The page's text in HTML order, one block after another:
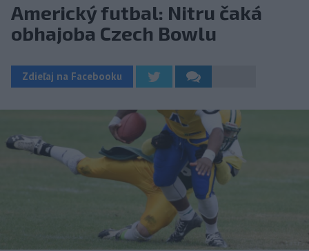
Americký futbal: Nitru čaká
obhajoba Czech Bowlu
Zdieľaj na Facebooku